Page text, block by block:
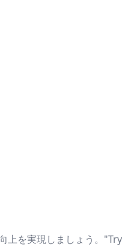
上を実現しましょう。